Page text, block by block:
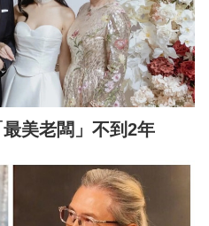
美老闆」不到2年